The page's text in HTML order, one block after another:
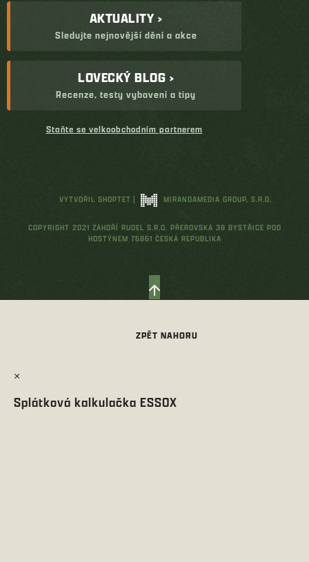
AKTUALITY ›
Sledujte nejnovější dění a akce
LOVECKÝ BLOG ›
Recenze, testy vybavení a tipy
Staňte se velkoobchodním partnerem
VYTVOŘIL SHOPTET | MIRANDAMEDIA GROUP, S.R.O.
COPYRIGHT 2021 ZÁHOŘÍ RUDEL S.R.O. PŘEROVSKÁ 38 BYSTŘICE POD
HOSTÝNEM 76861 ČESKÁ REPUBLIKA
×
Splátková kalkulačka ESSOX